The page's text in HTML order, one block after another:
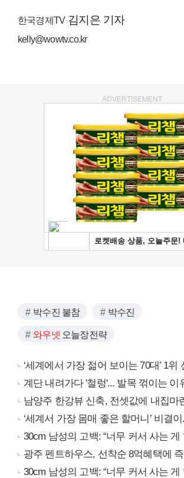
한국경제TV김지은 기자
kelly@wowtv.co.kr
ADVERTISEMENT
박수진 불참 박수진
와우넷 오늘장전략
‘세계에서 가장 젊어 보이는 70대’ 1
계단 내려가다 '철렁'... 발목 꺾이는 이
남양주 한강뷰 신축, 전셋값에 내집마
‘세계서 가장 몸매 좋은 할머니’ 비결
30cm 남성의 고백: “너무 커서 사는 게
광주 펜트하우스, 선착순 8억혜택에
30cm 남성의 고백: “너무 커서 사는 게